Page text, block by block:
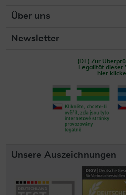
Über uns
Newsletter
(DE) Zur
Legalität dieser
hier
Unsere Auszeichnungen